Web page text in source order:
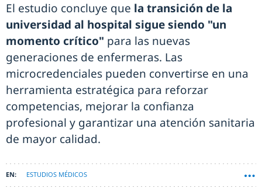
El estudio concluye que la transición de la
universidad al hospital sigue siendo "un
momento crítico" para las nuevas
generaciones de enfermeras. Las
microcredenciales pueden convertirse en una
herramienta estratégica para reforzar
competencias, mejorar la confianza
profesional y garantizar una atención sanitaria
de mayor calidad.
ESTUDIOS MÉDICOS